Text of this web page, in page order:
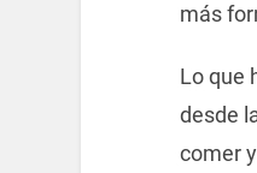
más
Lo que
desde
comer